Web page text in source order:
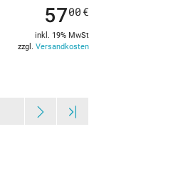
5700 €
inkl. 19% MwSt
zzgl. Versandkosten